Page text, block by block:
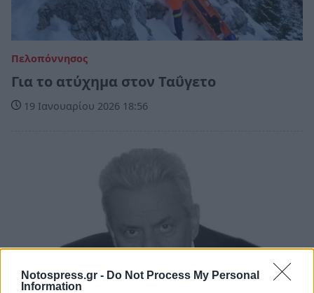
Notospress.gr - Do Not Process My Personal
Information
Πελοπόννησος
Για το ατύχημα στον Ταΰγετο
19 Ιανουαρίου 2026 18:56